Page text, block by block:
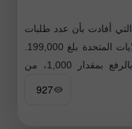
أفادت بأن عدد طلبات
وتمت مراجعة رقم الأسبوع السابق بالرفع بمقدار 1,000، من
927